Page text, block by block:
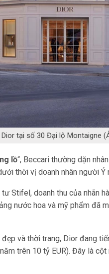
tại số 30 Đại lộ Montaigne
lồ“, Beccari thường dặn
thời vị doanh nhân người Ý
Stifel, doanh thu của nhãn
nước hoa và mỹ phẩm đã
và thời trang, Dior đang
trên 10 tỷ EUR). Đây là